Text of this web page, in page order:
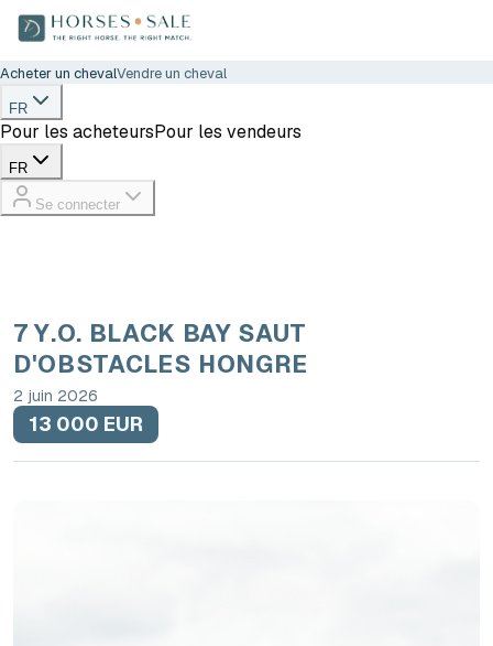
Acheter un chevalVendre un cheval
FR
Pour les acheteursPour les vendeurs
FR
Se connecter
7 Y.O. BLACK BAY SAUT
D'OBSTACLES HONGRE
2 juin 2026
13 000 EUR